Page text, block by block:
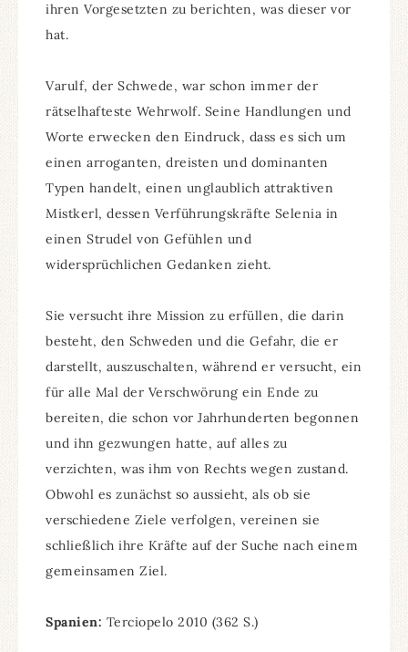
ihren Vorgesetzten zu berichten, was dieser vor
hat.
Varulf, der Schwede, war schon immer der
rätselhafteste Wehrwolf. Seine Handlungen und
Worte erwecken den Eindruck, dass es sich um
einen arroganten, dreisten und dominanten
Typen handelt, einen unglaublich attraktiven
Mistkerl, dessen Verführungskräfte Selenia in
einen Strudel von Gefühlen und
widersprüchlichen Gedanken zieht.
Sie versucht ihre Mission zu erfüllen, die darin
besteht, den Schweden und die Gefahr, die er
darstellt, auszuschalten, während er versucht, ein
für alle Mal der Verschwörung ein Ende zu
bereiten, die schon vor Jahrhunderten begonnen
und ihn gezwungen hatte, auf alles zu
verzichten, was ihm von Rechts wegen zustand.
Obwohl es zunächst so aussieht, als ob sie
verschiedene Ziele verfolgen, vereinen sie
schließlich ihre Kräfte auf der Suche nach einem
gemeinsamen Ziel.
Spanien: Terciopelo 2010 (362 S.)